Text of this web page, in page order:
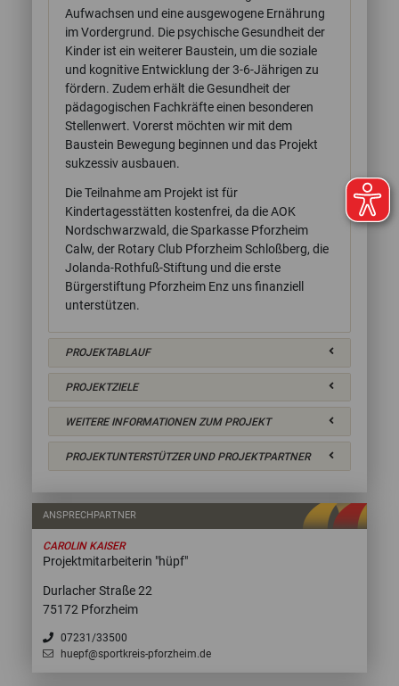
Aufwachsen und eine ausgewogene Ernährung
im Vordergrund. Die psychische Gesundheit der
Kinder ist ein weiterer Baustein, um die soziale
und kognitive Entwicklung der 3-6-Jährigen zu
fördern. Zudem erhält die Gesundheit der
pädagogischen Fachkräfte einen besonderen
Stellenwert. Vorerst möchten wir mit dem
Baustein Bewegung beginnen und das Projekt
sukzessiv ausbauen.
Die Teilnahme am Projekt ist für
Kindertagesstätten kostenfrei, da die AOK
Nordschwarzwald, die Sparkasse Pforzheim
Calw, der Rotary Club Pforzheim Schloßberg, die
Jolanda-Rothfuß-Stiftung und die erste
Bürgerstiftung Pforzheim Enz uns finanziell
unterstützen.
PROJEKTABLAUF
PROJEKTZIELE
WEITERE INFORMATIONEN ZUM PROJEKT
PROJEKTUNTERSTÜTZER UND PROJEKTPARTNER
ANSPRECHPARTNER
CAROLIN KAISER
Projektmitarbeiterin "hüpf"
Durlacher Straße 22
75172 Pforzheim
07231/33500
huepf@sportkreis-pforzheim.de